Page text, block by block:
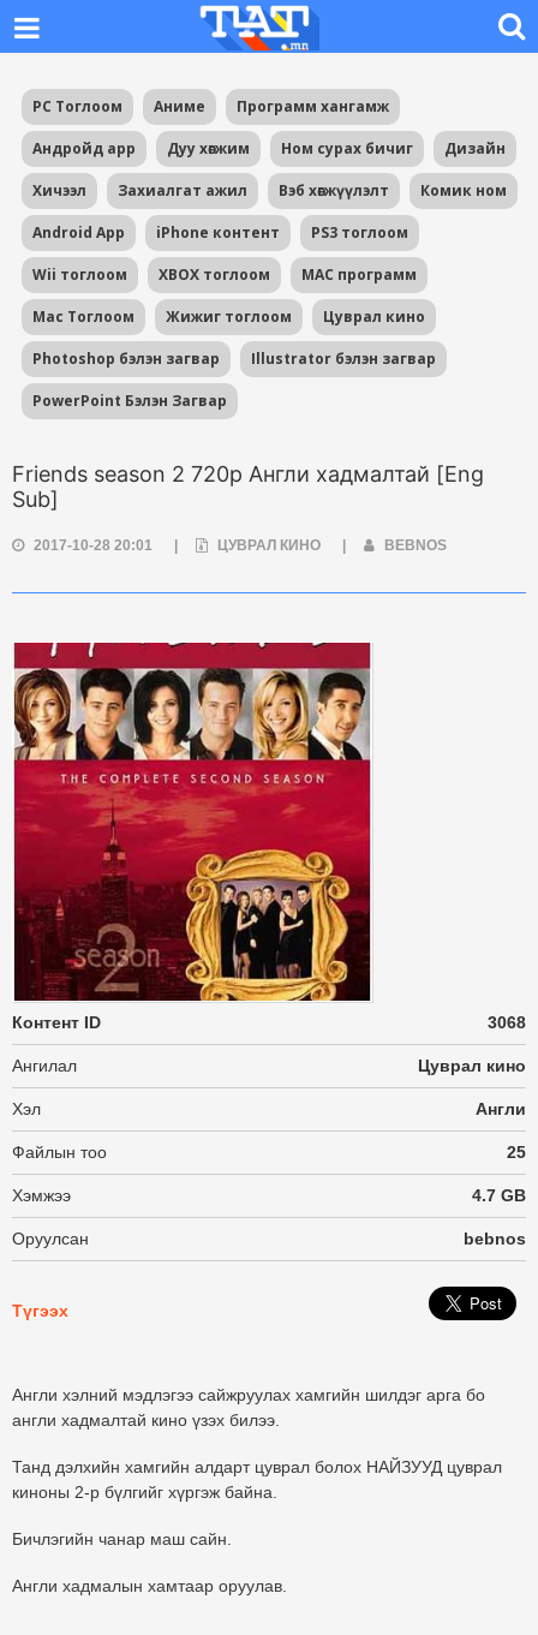
PC Тоглоом Аниме Программ хангамж
Андройд app Дуу хөгжим Ном сурах бичиг Дизайн
Хичээл Захиалгат ажил Вэб хөгжүүлэлт Комик ном
Android App iPhone контент PS3 тоглоом
Wii тоглоом XBOX тоглоом MAC программ
Mac Тоглоом Жижиг тоглоом Цуврал кино
Photoshop бэлэн загвар Illustrator бэлэн загвар
PowerPoint Бэлэн Загвар
Friends season 2 720p Англи хадмалтай [Eng
Sub]
2017-10-28 20:01 ЦУВРАЛ КИНО BEBNOS
Контент ID 3068
Ангилал Цуврал кино
Хэл Англи
Файлын тоо 25
Хэмжээ 4.7 GB
Оруулсан bebnos
Түгээх
Англи хэлний мэдлэгээ сайжруулах хамгийн шилдэг арга бо
англи хадмалтай кино үзэх билээ.
Танд дэлхийн хамгийн алдарт цуврал болох НАЙЗУУД цуврал
киноны 2-р бүлгийг хүргэж байна.
Бичлэгийн чанар маш сайн.
Англи хадмалын хамтаар оруулав.